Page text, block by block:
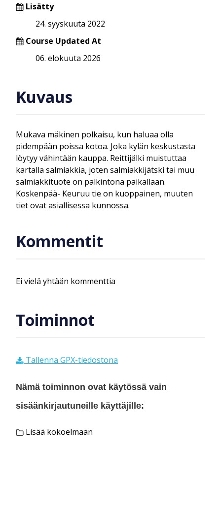
Lisätty
24. syyskuuta 2022
Course Updated At
06. elokuuta 2026
Kuvaus
Mukava mäkinen polkaisu, kun haluaa olla
pidempään poissa kotoa. Joka kylän keskustasta
löytyy vähintään kauppa. Reittijälki muistuttaa
kartalla salmiakkia, joten salmiakkijätski tai muu
salmiakkituote on palkintona paikallaan.
Koskenpää- Keuruu tie on kuoppainen, muuten
tiet ovat asiallisessa kunnossa.
Kommentit
Ei vielä yhtään kommenttia
Toiminnot
Tallenna GPX-tiedostona
Nämä toiminnon ovat käytössä vain
sisäänkirjautuneille käyttäjille:
Lisää kokoelmaan